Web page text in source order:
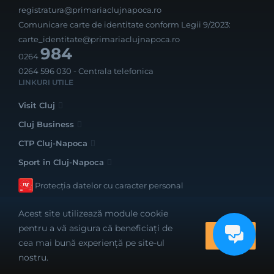
registratura@primariaclujnapoca.ro
Comunicare carte de identitate conform Legii 9/2023:
carte_identitate@primariaclujnapoca.ro
0264984
0264 596 030 - Centrala telefonica
LINKURI UTILE
Visit Cluj
Cluj Business
CTP Cluj-Napoca
Sport în Cluj-Napoca
Protecția datelor cu caracter personal
Realizat cu bune intenții de către
Acest site utilizează module cookie
pentru a vă asigura că beneficiați de
cea mai bună experiență pe site-ul
nostru.
OK